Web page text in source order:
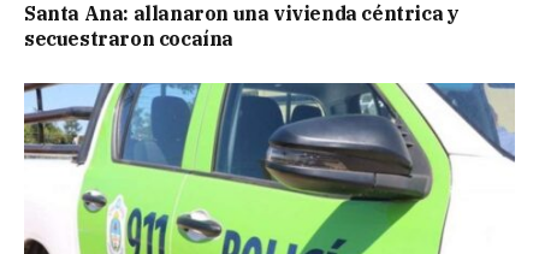
Santa Ana: allanaron una vivienda céntrica y
secuestraron cocaína